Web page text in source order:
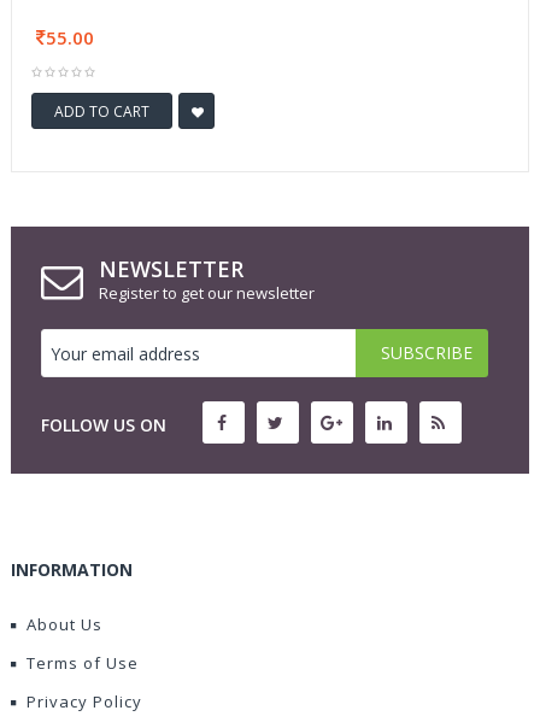
55.00
ADD TO CART
NEWSLETTER
Register to get our newsletter
FOLLOW US ON
INFORMATION
About Us
Terms of Use
Privacy Policy